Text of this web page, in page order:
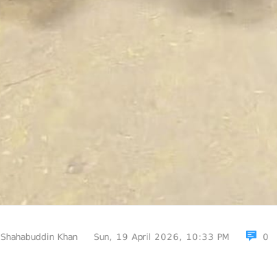
Shahabuddin Khan Sun, 19 April 2026, 10:33 PM 0